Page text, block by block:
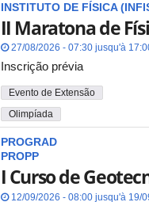
INSTITUTO DE FÍSICA
II Maratona de
27/08/2026 - 07:30 jusqu'à
Inscrição prévia
Evento de Extensão
Olimpíada
PROGRAD
PROPP
I Curso de
12/09/2026 - 08:00 jusqu'à 19/